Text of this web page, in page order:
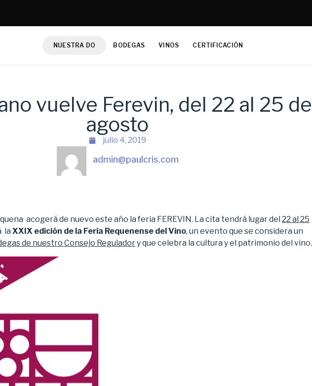
NUESTRA DO BODEGAS VINOS CERTIFICACIÓN
vuelve Ferevin, del 22 al 25 de
agosto
julio 4, 2019
admin@paulcris.com
acogerá de nuevo este año la feria FEREVIN. La cita tendrá lugar del 22 al 25
la XXIX edición de la Feria Requenense del Vino, un evento que se considera un
de nuestro Consejo Reguladory que celebra la cultura y el patrimonio del vino.